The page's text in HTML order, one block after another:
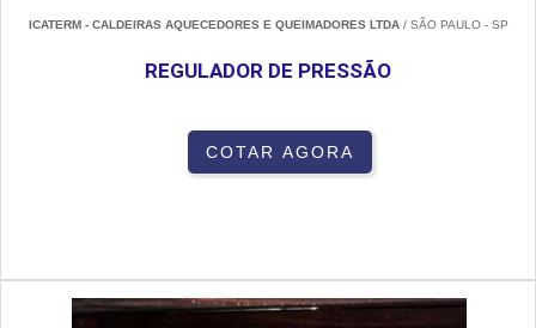
ICATERM - CALDEIRAS AQUECEDORES E QUEIMADORES LTDA/ SÃO PAULO - SP
REGULADOR DE PRESSÃO
COTAR AGORA